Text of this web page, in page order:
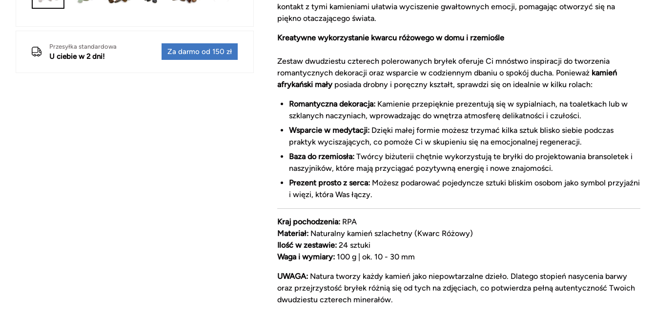
Przesyłka standardowa
U ciebie w 2 dni!
Za darmo od 150 zł
kontakt z tymi kamieniami ułatwia wyciszenie gwałtownych emocji, pomagając otworzyć się na
piękno otaczającego świata.
Kreatywne wykorzystanie kwarcu różowego w domu i rzemiośle
Zestaw dwudziestu czterech polerowanych bryłek oferuje Ci mnóstwo inspiracji do tworzenia
romantycznych dekoracji oraz wsparcie w codziennym dbaniu o spokój ducha. Ponieważ kamień
afrykański małyposiada drobny i poręczny kształt, sprawdzi się on idealnie w kilku rolach:
Romantyczna dekoracja: Kamienie przepięknie prezentują się w sypialniach, na toaletkach lub w
szklanych naczyniach, wprowadzając do wnętrza atmosferę delikatności i czułości.
Wsparcie w medytacji: Dzięki małej formie możesz trzymać kilka sztuk blisko siebie podczas
praktyk wyciszających, co pomoże Ci w skupieniu się na emocjonalnej regeneracji.
Baza do rzemiosła: Twórcy biżuterii chętnie wykorzystują te bryłki do projektowania bransoletek i
naszyjników, które mają przyciągać pozytywną energię i nowe znajomości.
Prezent prosto z serca: Możesz podarować pojedyncze sztuki bliskim osobom jako symbol przyjaźni
i więzi, która Was łączy.
Kraj pochodzenia: RPA
Materiał: Naturalny kamień szlachetny (Kwarc Różowy)
Ilość w zestawie: 24 sztuki
Waga i wymiary: 100 g | ok. 10 - 30 mm
UWAGA: Natura tworzy każdy kamień jako niepowtarzalne dzieło. Dlatego stopień nasycenia barwy
oraz przejrzystość bryłek różnią się od tych na zdjęciach, co potwierdza pełną autentyczność Twoich
dwudziestu czterech minerałów.